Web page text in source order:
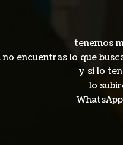
tenemos
no encuentras lo que
y si lo
lo